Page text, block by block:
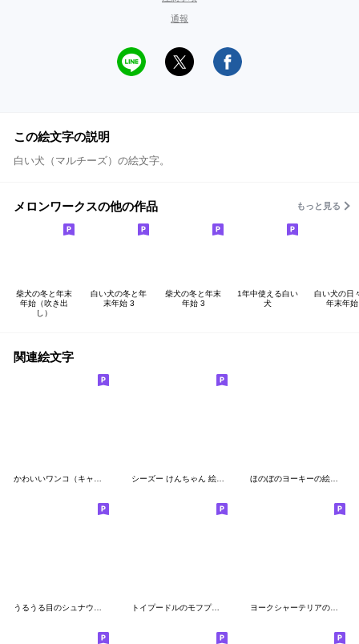
通報
この絵文字の説明
白い犬（マルチーズ）の絵文字。
メロンワークスの他の作品 もっと見る
柴犬の冬と年末
年始（吹き出
し）
白い犬の冬と年
末年始 3
柴犬の冬と年末
年始 3
1年中使える白い
犬
白い犬の日
年末年始
関連絵文字
ほのぼのヨーキーの絵文字
うるうる目のシュナウザー 絵文字２ トイプードルのモフプー_日常使える絵文字2 ヨークシャーテリアのおぺら&すふれ